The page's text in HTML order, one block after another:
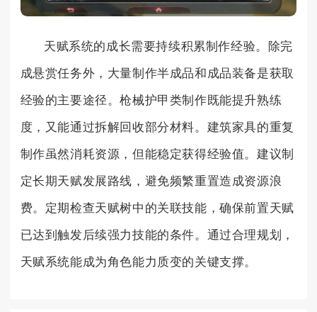
天赋系统的成长需要持续积累制作经验。除完
成悬赏任务外，大量制作半成品和成品装备是获取
经验的主要途径。枪械护甲类制作既能提升熟练
度，又能通过拆解回收部分材料。建筑家具的重复
制作虽然消耗资源，但能稳定获得经验值。建议制
定长期天赋发展路线，避免频繁重置造成资源浪
费。定期检查天赋树中的关联技能，确保前置天赋
已达到触发后续强力技能的条件。通过合理规划，
天赋系统能成为角色能力质变的关键支撑。